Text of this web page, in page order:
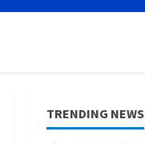
TRENDING NEWS